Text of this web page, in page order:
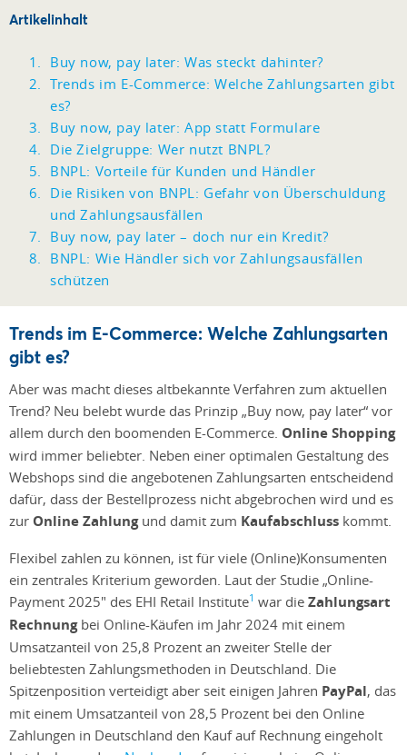
Artikelinhalt
Buy now, pay later: Was steckt dahinter?
Trends im E-Commerce: Welche Zahlungsarten gibt
es?
Buy now, pay later: App statt Formulare
Die Zielgruppe: Wer nutzt BNPL?
BNPL: Vorteile für Kunden und Händler
Die Risiken von BNPL: Gefahr von Überschuldung
und Zahlungsausfällen
Buy now, pay later – doch nur ein Kredit?
BNPL: Wie Händler sich vor Zahlungsausfällen
schützen
Trends im E-Commerce: Welche Zahlungsarten
gibt es?
Aber was macht dieses altbekannte Verfahren zum aktuellen
Trend? Neu belebt wurde das Prinzip „Buy now, pay later“ vor
allem durch den boomenden E-Commerce. Online Shopping
wird immer beliebter. Neben einer optimalen Gestaltung des
Webshops sind die angebotenen Zahlungsarten entscheidend
dafür, dass der Bestellprozess nicht abgebrochen wird und es
zur Online Zahlungund damit zum Kaufabschluss kommt.
Flexibel zahlen zu können, ist für viele (Online)Konsumenten
ein zentrales Kriterium geworden. Laut der Studie „Online-
Payment 2025" des EHI Retail Institute1 war die Zahlungsart
Rechnungbei Online-Käufen im Jahr 2024 mit einem
Umsatzanteil von 25,8 Prozent an zweiter Stelle der
beliebtesten Zahlungsmethoden in Deutschland. Die
Spitzenposition verteidigt aber seit einigen Jahren PayPal, das
mit einem Umsatzanteil von 28,5 Prozent bei den Online
Zahlungen in Deutschland den Kauf auf Rechnung eingeholt